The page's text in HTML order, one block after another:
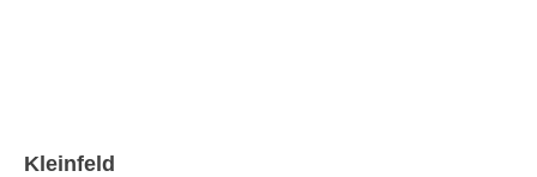
Kleinfeld